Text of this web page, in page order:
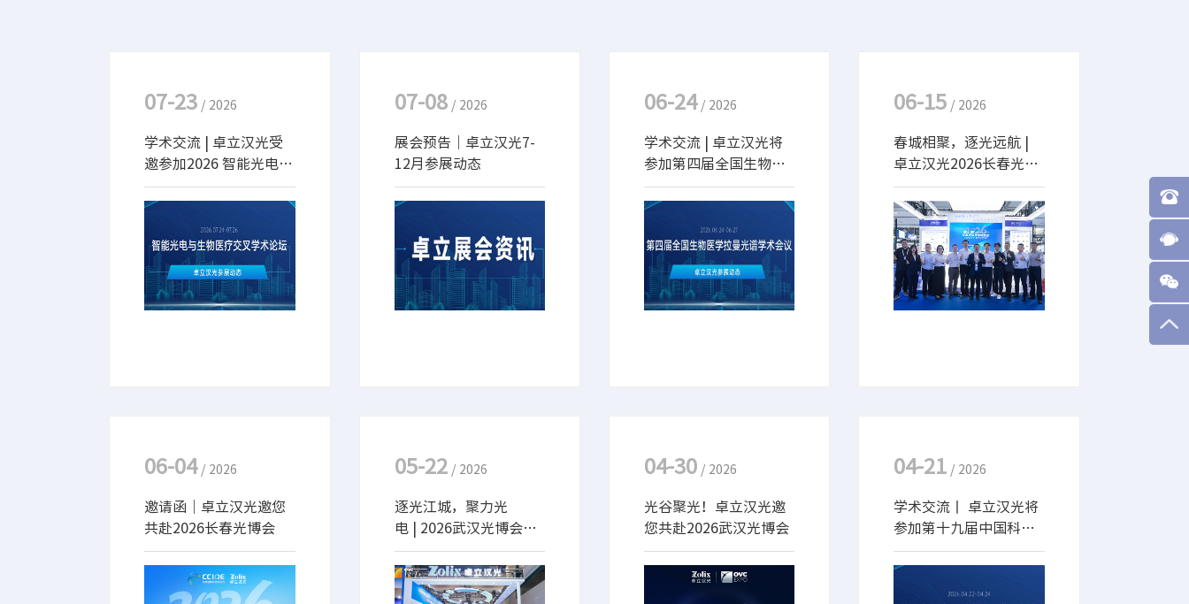
07-23 / 2026
学术交流 | 卓立汉光受
邀参加2026 智能光电与
生物医疗交叉学术论坛
并作光谱仪在生物医疗
中应用专题报告
行业瞩目的2026智能光电
与生物医疗交叉学术论坛将
在青岛紫玥铂尔曼酒店盛大
召开。卓立汉光作为光谱分
析仪器领域的国产厂商，将
07-08 / 2026
展会预告｜卓立汉光7-
12月参展动态
将应邀参展，欢迎大家莅临
洽谈交流！
06-24 / 2026
学术交流 | 卓立汉光将
参加第四届全国生物医
学拉曼光谱学术会议
“第四届全国生物医学拉曼
光谱学术会议”于2026年6
月24-27日在安徽合肥召
开。卓立汉光携带拉曼光
谱、超快光谱等系列产品及
解决方案参会。期待与您相
06-15 / 2026
春城相聚，逐光远航 |
卓立汉光2026长春光博
会追光之旅圆满收官
6月14日，为期三天的第三
届长春国际光电博览会在东
北亚国际博览中心圆满落下
帷幕。卓立汉光携全系列核
心产品与创新技术成果重磅
亮相，展现中国光电制造的
06-04 / 2026
邀请函｜卓立汉光邀您
共赴2026长春光博会
6月12-14日，卓立汉光将
亮相第三届长春国际光电博
05-22 / 2026
逐光江城，聚力光
电 | 2026武汉光博会圆
满收官，卓立汉光「下
一站」再赴光电新征程
～
5月20日，为期3天的第21
届中国国际光电博览会（武
04-30 / 2026
光谷聚光！卓立汉光邀
您共赴2026武汉光博会
5月18-20日，卓立汉光将
04-21 / 2026
学术交流丨 卓立汉光将
参加第十九届中国科学
仪器发展年会并作专题
报告
行业瞩目的第十九届中国科